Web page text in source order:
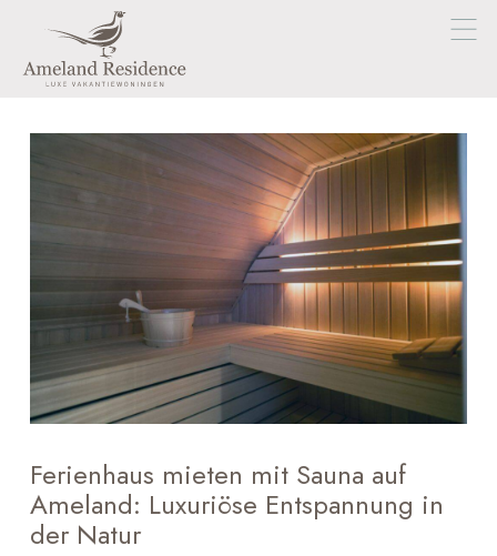
Ferienhaus mieten mit Sauna auf
Ameland: Luxuriöse Entspannung in
der Natur